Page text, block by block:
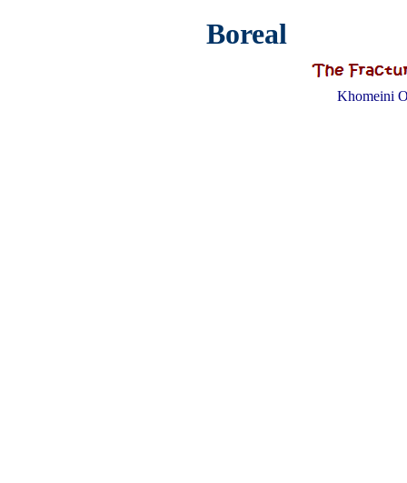
Boreal
Khomeini